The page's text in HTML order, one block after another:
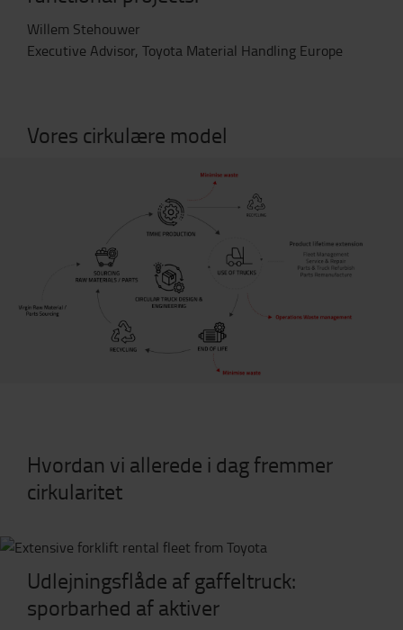
Willem Stehouwer
Executive Advisor, Toyota Material Handling Europe
Vores cirkulære model
Hvordan vi allerede i dag fremmer
cirkularitet
Udlejningsflåde af gaffeltruck:
sporbarhed af aktiver